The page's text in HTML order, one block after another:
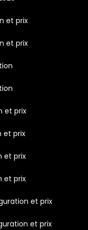
et prix
et prix
et prix
et prix
et prix
et prix
et prix
et prix